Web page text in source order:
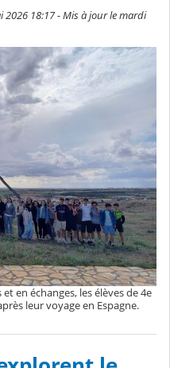
2026 18:17 - Mis à jour le mardi
en échanges, les élèves de 4e
leur voyage en Espagne.